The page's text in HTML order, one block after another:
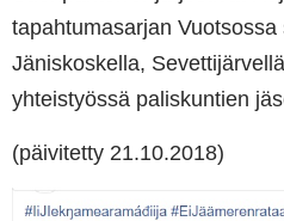
tapahtumasarjan
Jäniskoskella,
yhteistyössä paliskuntien
(päivitetty 21.10.2018)